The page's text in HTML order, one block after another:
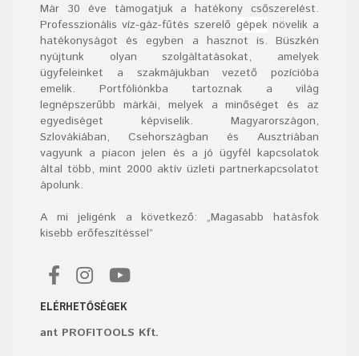
Már 30 éve támogatjuk a hatékony csőszerelést.
Professzionális víz-gáz-fűtés szerelő gépeknövelik a
hatékonyságot és egyben a hasznot is. Büszkén
nyújtunk olyan szolgáltatásokat, amelyek
ügyfeleinket a szakmájukban vezető pozícióba
emelik. Portfóliónkba tartoznak a világ
legnépszerűbb márkái, melyek a minőséget és az
egyediséget képviselik. Magyarországon,
Szlovákiában, Csehországban és Ausztriában
vagyunk a piacon jelen és a jó ügyfél kapcsolatok
által több, mint 2000 aktív üzleti partnerkapcsolatot
ápolunk.
A mi jeligénk a következő: „Magasabb hatásfok
kisebb erőfeszítéssel”
ELÉRHETŐSÉGEK
ant PROFITOOLS Kft.